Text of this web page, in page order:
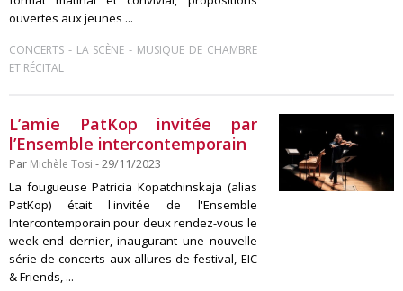
ouvertes aux jeunes ...
CONCERTS - LA SCÈNE - MUSIQUE DE CHAMBRE
ET RÉCITAL
L’amie PatKop invitée par
l’Ensemble intercontemporain
Par Michèle Tosi - 29/11/2023
La fougueuse Patricia Kopatchinskaja (alias
PatKop) était l'invitée de l'Ensemble
Intercontemporain pour deux rendez-vous le
week-end dernier, inaugurant une nouvelle
série de concerts aux allures de festival, EIC
& Friends, ...